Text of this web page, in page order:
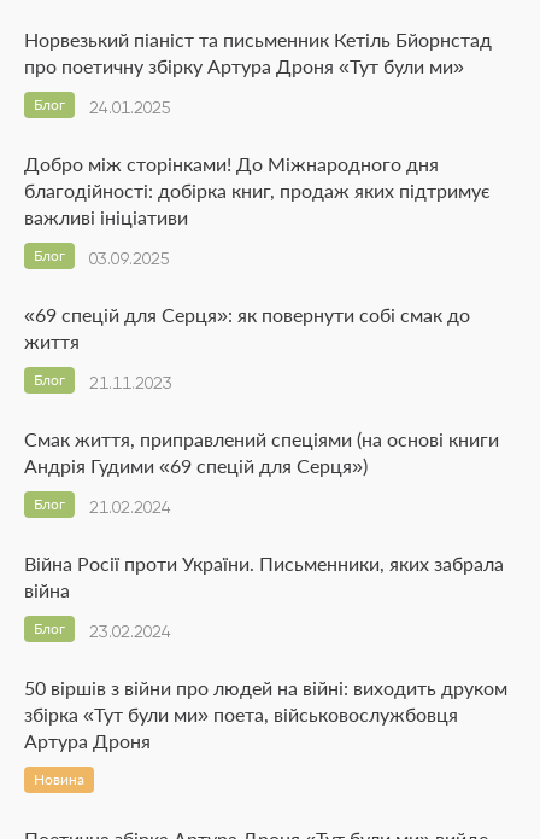
Норвезький піаніст та письменник Кетіль Бйорнстад
про поетичну збірку Артура Дроня «Тут були ми»
24.01.2025
Блог
Добро між сторінками! До Міжнародного дня
благодійності: добірка книг, продаж яких підтримує
важливі ініціативи
03.09.2025
Блог
«69 спецій для Серця»: як повернути собі смак до
життя
21.11.2023
Блог
Смак життя, приправлений спеціями (на основі книги
Андрія Гудими «69 спецій для Серця»)
21.02.2024
Блог
Війна Росії проти України. Письменники, яких забрала
війна
23.02.2024
Блог
50 віршів з війни про людей на війні: виходить друком
збірка «Тут були ми» поета, військовослужбовця
Артура Дроня
Новина